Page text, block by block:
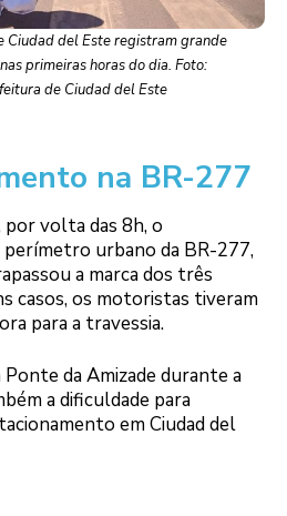
Ciudad del Este registram grande
primeiras horas do dia. Foto:
de Ciudad del Este
na BR-277
por volta das 8h, o
urbano da BR-277,
a marca dos três
casos, os motoristas tiveram
para a travessia.
da Amizade durante a
a dificuldade para
em Ciudad del